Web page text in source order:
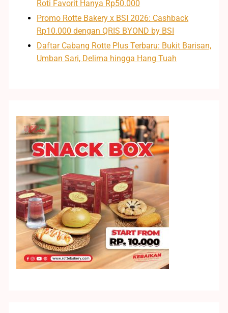
Roti Favorit Hanya Rp50.000
Promo Rotte Bakery x BSI 2026: Cashback
Rp10.000 dengan QRIS BYOND by BSI
Daftar Cabang Rotte Plus Terbaru: Bukit Barisan,
Umban Sari, Delima hingga Hang Tuah